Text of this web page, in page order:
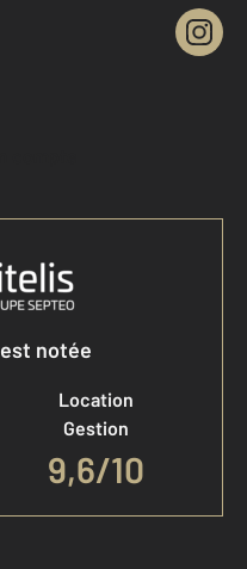
compte
notée
Location
Gestion
9,6/10